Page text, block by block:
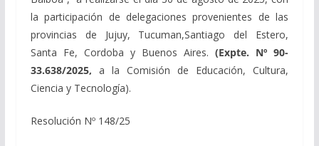
la participación de delegaciones provenientes de las
provincias de Jujuy, Tucuman,Santiago del Estero,
Santa Fe, Cordoba y Buenos Aires.(Expte. Nº 90-
33.638/2025, a la Comisión de Educación, Cultura,
Ciencia y Tecnología).
Resolución Nº 148/25